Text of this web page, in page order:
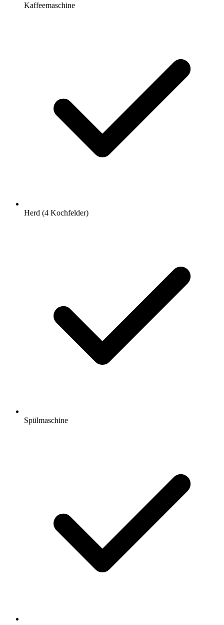
Kaffeemaschine
Herd (4 Kochfelder)
Spülmaschine